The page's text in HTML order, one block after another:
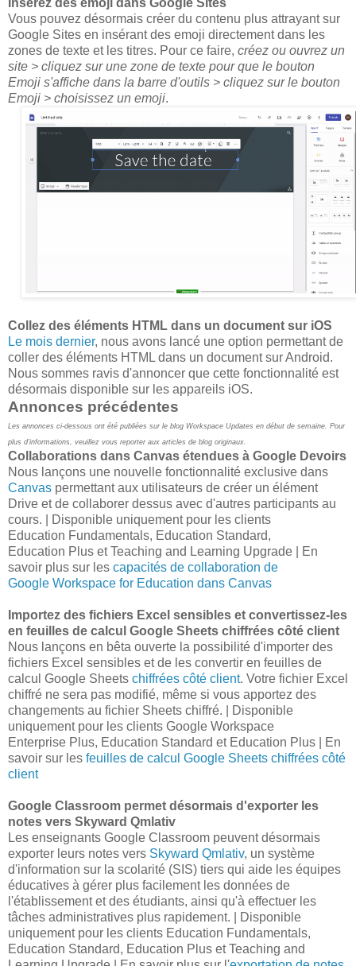
Vous pouvez désormais créer du contenu plus attrayant sur
Google Sites en insérant des emoji directement dans les
zones de texte et les titres. Pour ce faire, créez ou ouvrez un
site > cliquez sur une zone de texte pour que le bouton
Emoji s'affiche dans la barre d'outils > cliquez sur le bouton
Emoji > choisissez un emoji.
Collez des éléments HTML dans un document sur iOS
Le mois dernier, nous avons lancé une option permettant de
coller des éléments HTML dans un document sur Android.
Nous sommes ravis d'annoncer que cette fonctionnalité est
désormais disponible sur les appareils iOS.
Annonces précédentes
Les annonces ci-dessous ont été publiées sur le blog Workspace Updates en début de semaine. Pour
plus d'informations, veuillez vous reporter aux articles de blog originaux.
Collaborations dans Canvas étendues à Google Devoirs
Nous lançons une nouvelle fonctionnalité exclusive dans
Canvas permettant aux utilisateurs de créer un élément
Drive et de collaborer dessus avec d'autres participants au
cours. | Disponible uniquement pour les clients
Education Fundamentals, Education Standard,
Education Plus et Teaching and Learning Upgrade | En
savoir plus sur les capacités de collaboration de
Google Workspace for Education dans Canvas
Importez des fichiers Excel sensibles et convertissez-les
en feuilles de calcul Google Sheets chiffrées côté client
Nous lançons en bêta ouverte la possibilité d'importer des
fichiers Excel sensibles et de les convertir en feuilles de
calcul Google Sheets chiffrées côté client. Votre fichier Excel
chiffré ne sera pas modifié, même si vous apportez des
changements au fichier Sheets chiffré. | Disponible
uniquement pour les clients Google Workspace
Enterprise Plus, Education Standard et Education Plus | En
savoir sur les feuilles de calcul Google Sheets chiffrées côté
client
Google Classroom permet désormais d'exporter les
notes vers Skyward Qmlativ
Les enseignants Google Classroom peuvent désormais
exporter leurs notes vers Skyward Qmlativ, un système
d'information sur la scolarité (SIS) tiers qui aide les équipes
éducatives à gérer plus facilement les données de
l'établissement et des étudiants, ainsi qu'à effectuer les
tâches administratives plus rapidement. | Disponible
uniquement pour les clients Education Fundamentals,
Education Standard, Education Plus et Teaching and